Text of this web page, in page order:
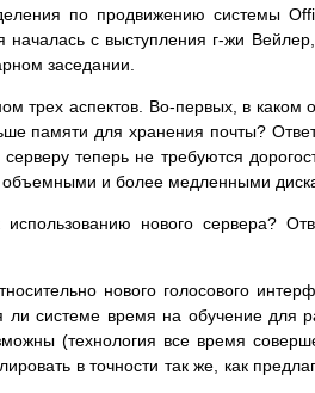
по продвижению системы
с выступления г-жи
заседании.
трех аспектов. Во-первых, в
памяти для хранения почты?
теперь не требуются
и более медленными
использованию нового сервера?
нового голосового
ли системе время на обучение для
(технология все время
в точности так же, как